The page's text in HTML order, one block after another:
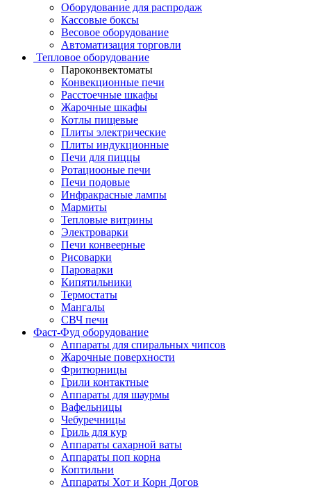
Оборудование для распродаж
Кассовые боксы
Весовое оборудование
Автоматизация торговли
Тепловое оборудование
Пароконвектоматы
Конвекционные печи
Расстоечные шкафы
Жарочные шкафы
Котлы пищевые
Плиты электрические
Плиты индукционные
Печи для пиццы
Ротациооные печи
Печи подовые
Инфракрасные лампы
Мармиты
Тепловые витрины
Электроварки
Печи конвеерные
Рисоварки
Пароварки
Кипятильники
Термостаты
Мангалы
СВЧ печи
Фаст-Фуд оборудование
Аппараты для спиральных чипсов
Жарочные поверхности
Фритюрницы
Грили контактные
Аппараты для шаурмы
Вафельницы
Чебуречницы
Гриль для кур
Аппараты сахарной ваты
Аппараты поп корна
Коптильни
Аппараты Хот и Корн Догов